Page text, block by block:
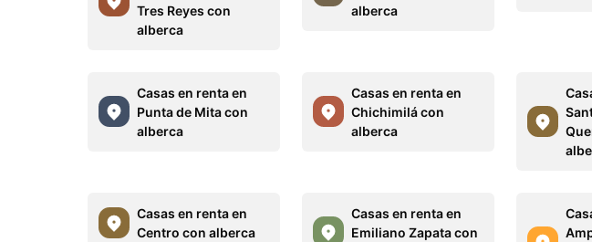
Tres Reyes con
alberca
alberca
Casas en renta en
Punta de Mita con
alberca
Casas en renta en
Chichimilá con
alberca
Casas en renta en
Centro con alberca
Casas en renta en
Emiliano Zapata con